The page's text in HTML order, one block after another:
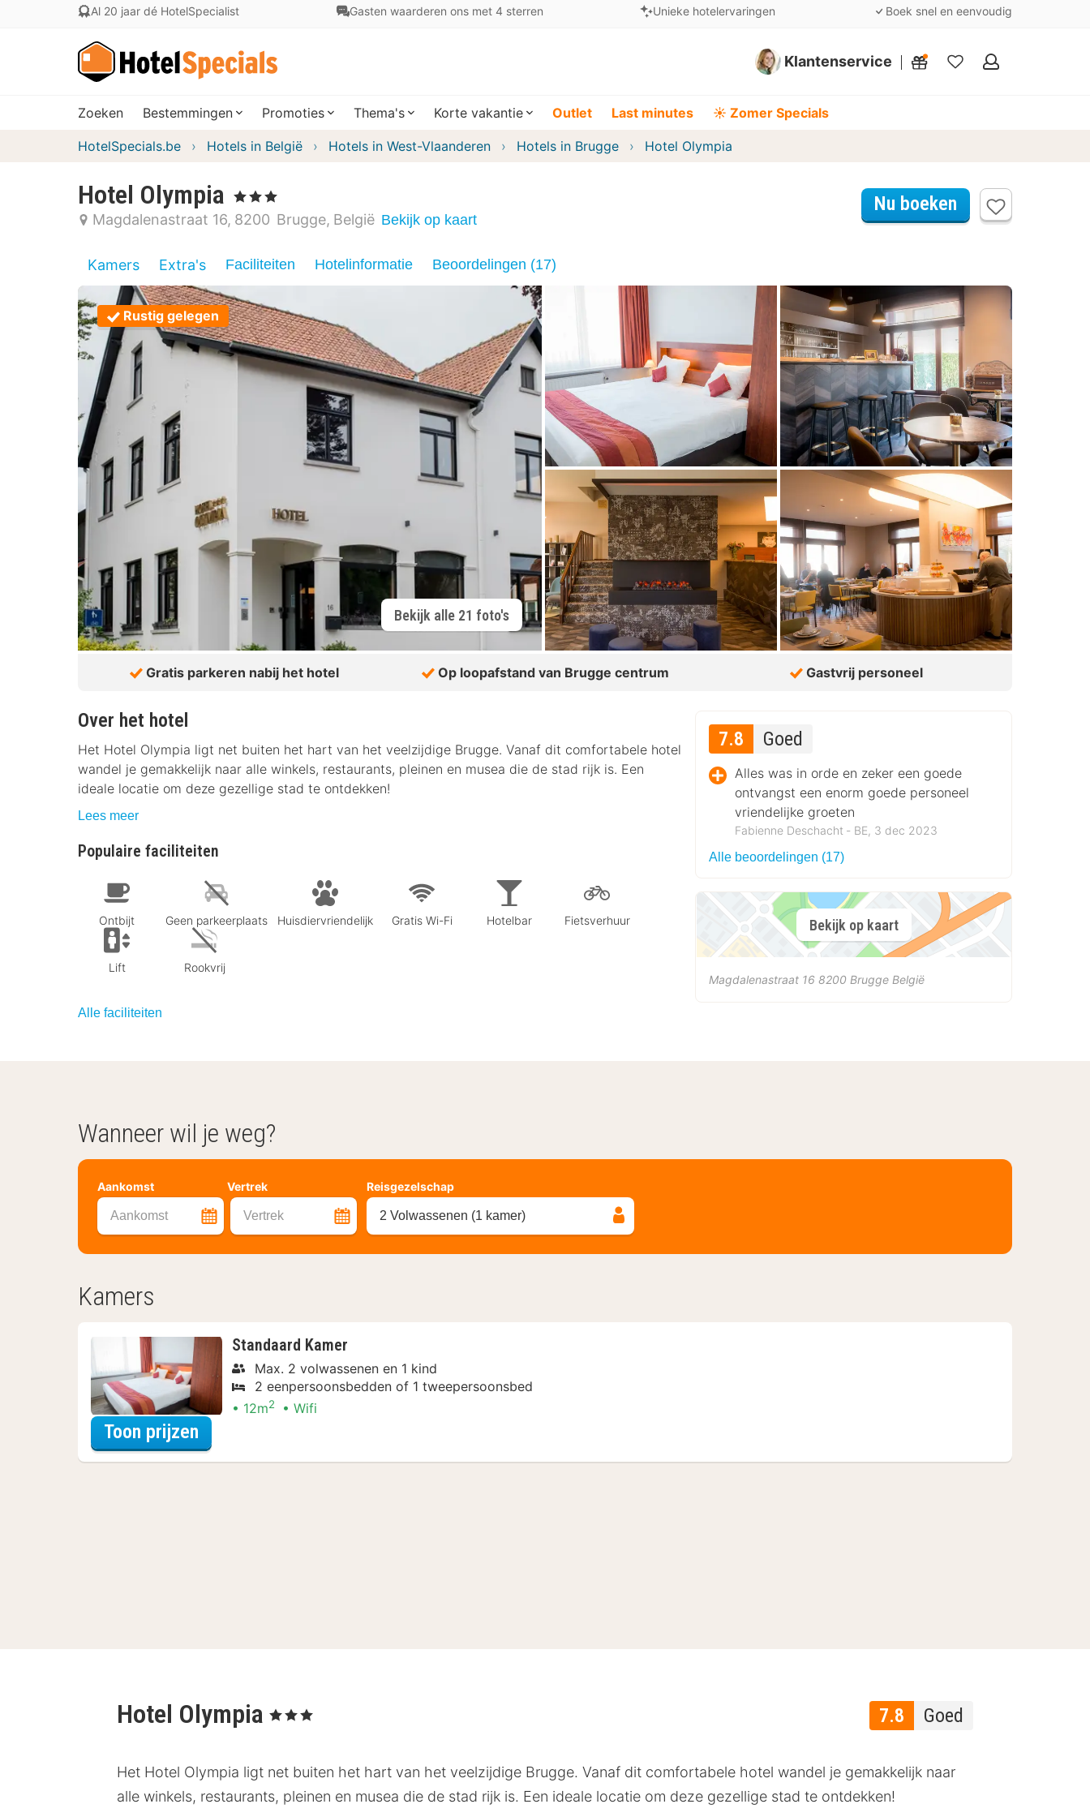
Al 20 jaar dé HotelSpecialist Gasten waarderen ons met 4 sterren Unieke hotelervaringen Boek snel en eenvoudig
Klantenservice
Mijn
Zoeken Bestemmingen Promoties Thema's Korte vakantie Outlet Last minutes ☀️ Zomer Specials
HotelSpecials.be Hotels in België Hotels in West-Vlaanderen Hotels in Brugge Hotel Olympia
Hotel Olympia , 3 Sterren
Magdalenastraat 16 8200 Brugge België Bekijk op kaart
Nu boeken
Kamers Extra's Faciliteiten Hotelinformatie Beoordelingen (17)
Rustig gelegen
Bekijk alle 21 foto's
Gratis parkeren nabij het hotel Op loopafstand van Brugge centrum Gastvrij personeel
Over het hotel
Het Hotel Olympia ligt net buiten het hart van het veelzijdige Brugge. Vanaf dit comfortabele hotel
wandel je gemakkelijk naar alle winkels, restaurants, pleinen en musea die de stad rijk is. Een
ideale locatie om deze gezellige stad te ontdekken!
Lees meer
Populaire faciliteiten
Ontbijt Geen parkeerplaats Huisdiervriendelijk Gratis Wi-Fi Hotelbar Fietsverhuur
Lift Rookvrij
Alle faciliteiten
7.8 Goed
Alles was in orde en zeker een goede
ontvangst een enorm goede personeel
vriendelijke groeten
Fabienne Deschacht ‐ BE, 3 dec 2023
Alle beoordelingen (17)
Bekijk op kaart
Magdalenastraat 16 8200 Brugge België
Wanneer wil je weg?
Aankomst Vertrek
Aankomst Vertrek
Reisgezelschap
2 Volwassenen (1 kamer)
Kamers
Standaard Kamer
Max. 2 volwassenen en 1 kind
2 eenpersoonsbedden of 1 tweepersoonsbed
12m2 Wifi
Toon prijzen
7.8 Goed
Hotel Olympia , 3 Sterren
Het Hotel Olympia ligt net buiten het hart van het veelzijdige Brugge. Vanaf dit comfortabele hotel wandel je gemakkelijk naar
alle winkels, restaurants, pleinen en musea die de stad rijk is. Een ideale locatie om deze gezellige stad te ontdekken!